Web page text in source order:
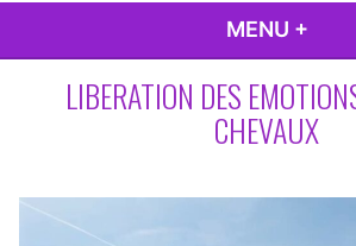
MENU +
LIBERATION DES
CHEVAUX